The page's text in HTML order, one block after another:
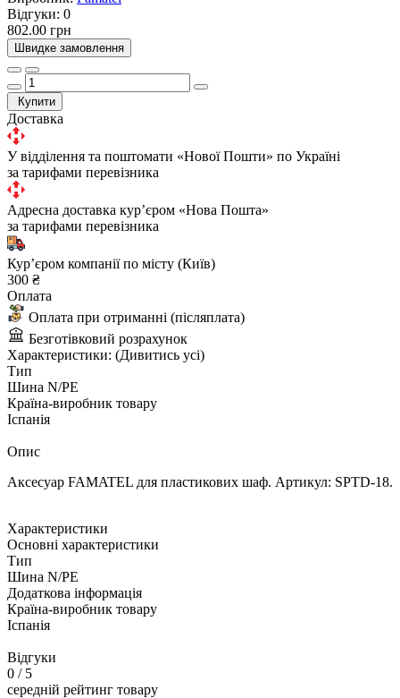
Відгуки: 0
802.00 грн
Швидке замовлення
Купити
Доставка
У відділення та поштомати «Нової Пошти» по Україні
за тарифами перевізника
Адресна доставка курʼєром «Нова Пошта»
за тарифами перевізника
Курʼєром компанії по місту (Київ)
300 ₴
Оплата
Оплата при отриманні (післяплата)
Безготівковий розрахунок
Характеристики: (Дивитись усі)
Тип
Шина N/PE
Країна-виробник товару
Іспанія
Опис
Аксесуар FAMATEL для пластикових шаф. Артикул: SPTD-18.
Характеристики
Основні характеристики
Тип
Шина N/PE
Додаткова інформація
Країна-виробник товару
Іспанія
Відгуки
0 / 5
середній рейтинг товару